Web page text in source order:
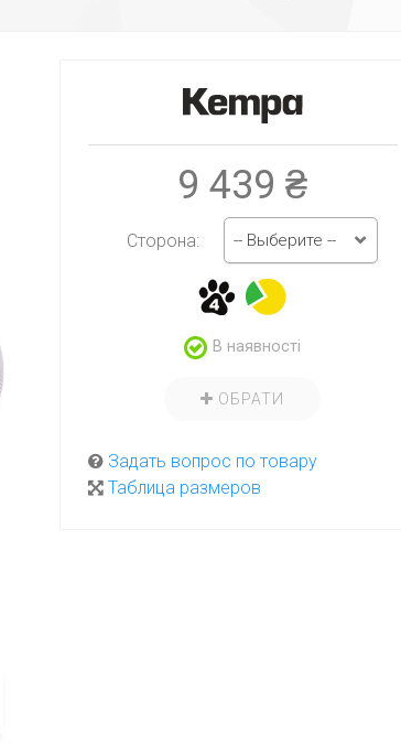
9 439 ₴
Сторона: -- Выберите --
В наявності
ОБРАТИ
Задать вопрос по товару
Таблица размеров